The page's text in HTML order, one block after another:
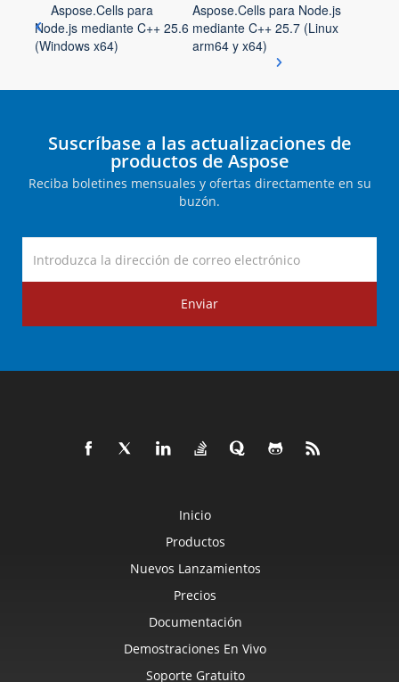
Aspose.Cells para
Node.js mediante C++ 25.6
(Windows x64)
Aspose.Cells para Node.js
mediante C++ 25.7 (Linux
arm64 y x64)
Suscríbase a las actualizaciones de
productos de Aspose
Reciba boletines mensuales y ofertas directamente en su
buzón.
Enviar
Inicio
Productos
Nuevos Lanzamientos
Precios
Documentación
Demostraciones En Vivo
Soporte Gratuito